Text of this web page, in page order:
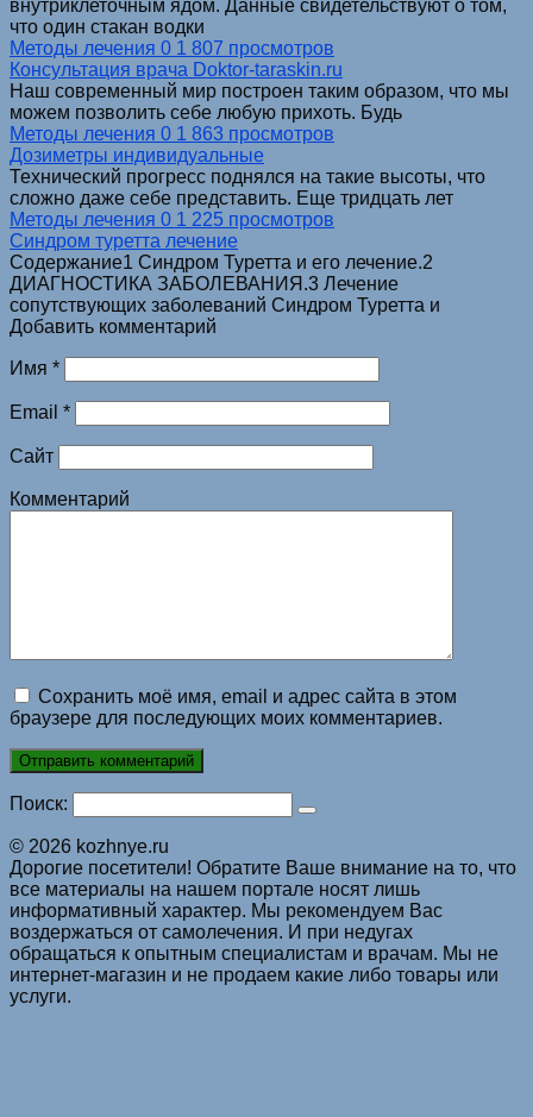
внутриклеточным ядом. Данные свидетельствуют о том,
что один стакан водки
Методы лечения 0 1 807 просмотров
Консультация врача Doktor-taraskin.ru
Наш современный мир построен таким образом, что мы
можем позволить себе любую прихоть. Будь
Методы лечения 0 1 863 просмотров
Дозиметры индивидуальные
Технический прогресс поднялся на такие высоты, что
сложно даже себе представить. Еще тридцать лет
Методы лечения 0 1 225 просмотров
Синдром туретта лечение
Содержание1 Синдром Туретта и его лечение.2
ДИАГНОСТИКА ЗАБОЛЕВАНИЯ.3 Лечение
сопутствующих заболеваний Синдром Туретта и
Добавить комментарий
Имя *
Email *
Сайт
Комментарий
Сохранить моё имя, email и адрес сайта в этом
браузере для последующих моих комментариев.
Поиск:
© 2026 kozhnye.ru
Дорогие посетители! Обратите Ваше внимание на то, что
все материалы на нашем портале носят лишь
информативный характер. Мы рекомендуем Вас
воздержаться от самолечения. И при недугах
обращаться к опытным специалистам и врачам. Мы не
интернет-магазин и не продаем какие либо товары или
услуги.